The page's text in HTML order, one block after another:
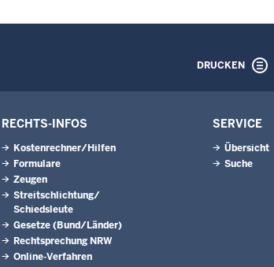
DRUCKEN
RECHTS-INFOS
Kostenrechner/Hilfen
Formulare
Zeugen
Streitschlichtung/
Schiedsleute
Gesetze (Bund/Länder)
Rechtsprechung NRW
Online-Verfahren
SERVICE
Übersicht
Suche